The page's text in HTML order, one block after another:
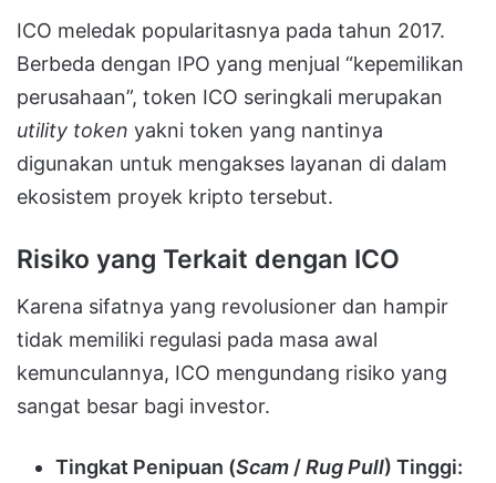
ICO meledak popularitasnya pada tahun 2017.
Berbeda dengan IPO yang menjual “kepemilikan
perusahaan”, token ICO seringkali merupakan
utility token yakni token yang nantinya
digunakan untuk mengakses layanan di dalam
ekosistem proyek kripto tersebut.
Risiko yang Terkait dengan ICO
Karena sifatnya yang revolusioner dan hampir
tidak memiliki regulasi pada masa awal
kemunculannya, ICO mengundang risiko yang
sangat besar bagi investor.
Tingkat Penipuan (Scam /Rug Pull) Tinggi: